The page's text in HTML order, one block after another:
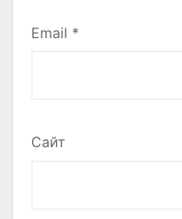
Email *
Сайт